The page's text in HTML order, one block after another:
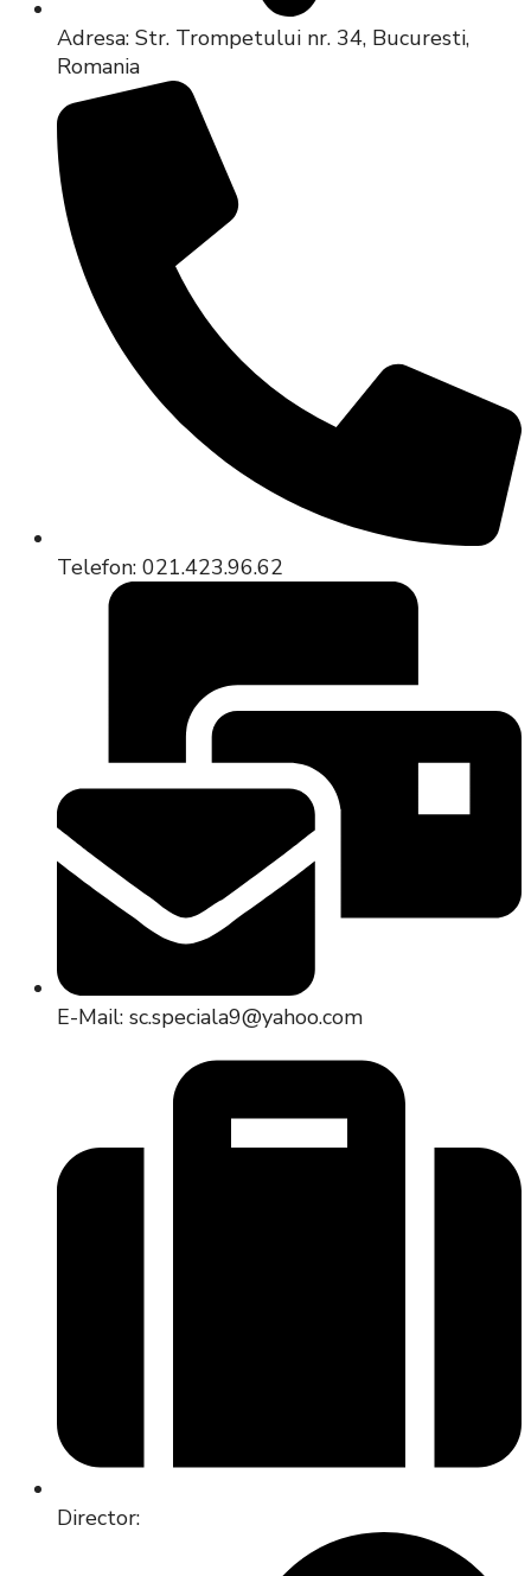
Adresa: Str. Trompetului nr. 34, Bucuresti,
Romania
Telefon: 021.423.96.62
E-Mail: sc.speciala9@yahoo.com
Director: